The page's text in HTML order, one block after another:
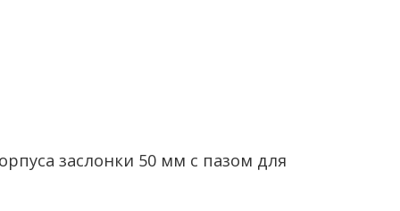
заслонки 50 мм с пазом для